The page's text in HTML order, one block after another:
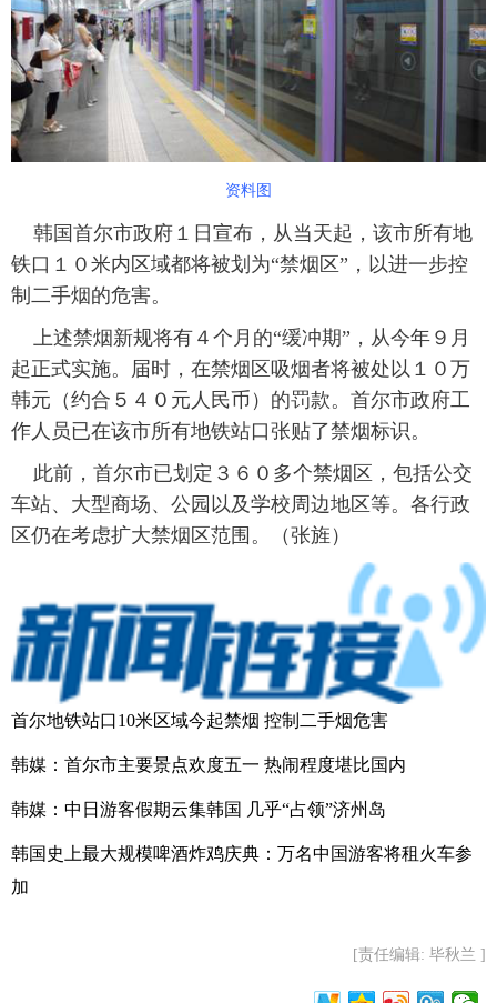
富媒体 摄影 新华广播
新华电视中文 新华电视英文 返回PC
资料图
韩国首尔市政府１日宣布，从当天起，该市所有地
铁口１０米内区域都将被划为“禁烟区”，以进一步控
制二手烟的危害。
上述禁烟新规将有４个月的“缓冲期”，从今年９月
起正式实施。届时，在禁烟区吸烟者将被处以１０万
韩元（约合５４０元人民币）的罚款。首尔市政府工
作人员已在该市所有地铁站口张贴了禁烟标识。
此前，首尔市已划定３６０多个禁烟区，包括公交
车站、大型商场、公园以及学校周边地区等。各行政
区仍在考虑扩大禁烟区范围。（张旌）
首尔地铁站口10米区域今起禁烟 控制二手烟危害
韩媒：首尔市主要景点欢度五一 热闹程度堪比国内
韩媒：中日游客假期云集韩国 几乎“占领”济州岛
韩国史上最大规模啤酒炸鸡庆典：万名中国游客将租火车参
加
[责任编辑: 毕秋兰 ]